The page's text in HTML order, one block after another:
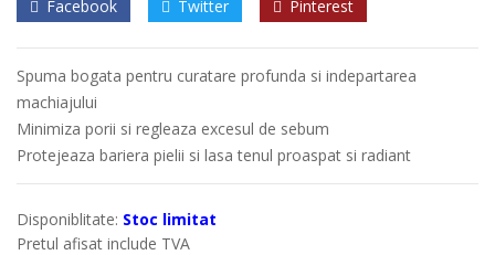
Facebook Twitter Pinterest
Spuma bogata pentru curatare profunda si indepartarea
machiajului
Minimiza porii si regleaza excesul de sebum
Protejeaza bariera pielii si lasa tenul proaspat si radiant
Disponiblitate: Stoc limitat
Pretul afisat include TVA